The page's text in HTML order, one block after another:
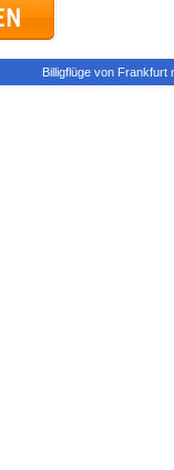
Billigflüge von Frankfurt